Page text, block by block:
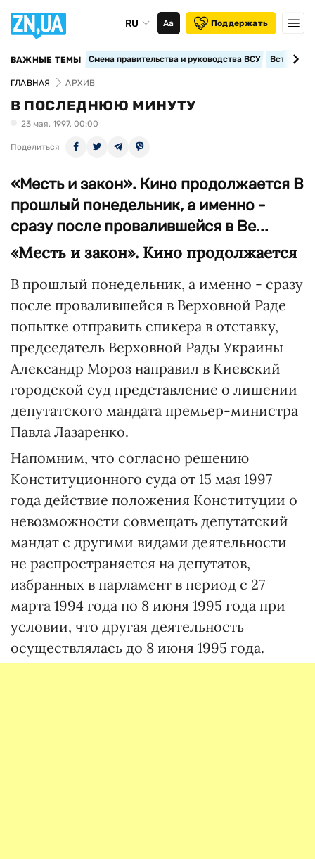
RU Аа Поддержать
ВАЖНЫЕ ТЕМЫ Смена правительства и руководства ВСУ
ГЛАВНАЯ АРХИВ
В ПОСЛЕДНЮЮ МИНУТУ
23 мая, 1997, 00:00
Поделиться
«Месть и закон». Кино продолжается В
прошлый понедельник, а именно -
сразу после провалившейся в Ве...
«Месть и закон». Кино продолжается
В прошлый понедельник, а именно - сразу
после провалившейся в Верховной Раде
попытке отправить спикера в отставку,
председатель Верховной Рады Украины
Александр Мороз направил в Киевский
городской суд представление о лишении
депутатского мандата премьер-министра
Павла Лазаренко.
Напомним, что согласно решению
Конституционного суда от 15 мая 1997
года действие положения Конституции о
невозможности совмещать депутатский
мандат с другими видами деятельности
не распространяется на депутатов,
избранных в парламент в период с 27
марта 1994 года по 8 июня 1995 года при
условии, что другая деятельность
осуществлялась до 8 июня 1995 года.